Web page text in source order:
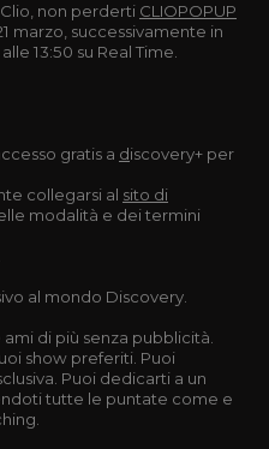
non perderti CLIOPOPUP
marzo, successivamente in
13:50 su Real Time.
gratis a discovery+ per
collegarsi al sito di
modalità e dei termini
al mondo Discovery.
di più senza pubblicità.
show preferiti. Puoi
Puoi dedicarti a un
tutte le puntate come e